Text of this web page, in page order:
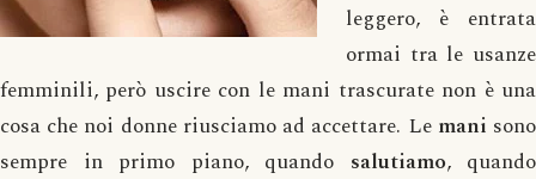
leggero, è entrata
ormai tra le usanze
femminili, però uscire con le mani trascurate non è una
cosa che noi donne riusciamo ad accettare. Le mani sono
sempre in primo piano, quando salutiamo, quando